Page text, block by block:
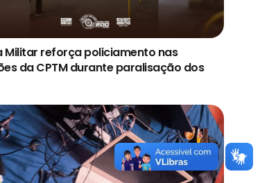
Militar reforça policiamento nas
da CPTM durante paralisação dos